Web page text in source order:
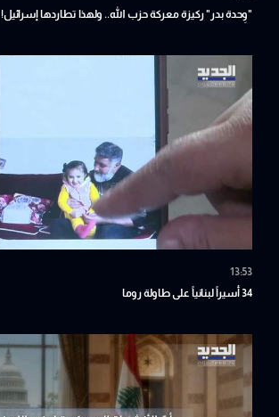
"وِحدة بدر" ركيزة معركة حزب الله.. ولهذا تطاردها إسرائيل!
13:53
34 أسيراً لبنانياً على طاولة روما